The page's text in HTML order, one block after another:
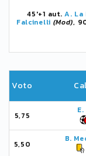
45'+1 aut.A. La
Falcinelli (Mod),
Voto
5,75
5,50
B.